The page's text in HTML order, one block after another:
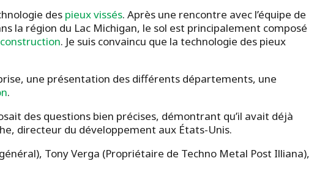
des pieux vissés. Après une rencontre avec l’équipe de
la région du Lac Michigan, le sol est principalement composé
. Je suis convaincu que la technologie des pieux
une présentation des différents départements, une
.
des questions bien précises, démontrant qu’il avait déjà
directeur du développement aux États-Unis.
Tony Verga (Propriétaire de Techno Metal Post Illiana),